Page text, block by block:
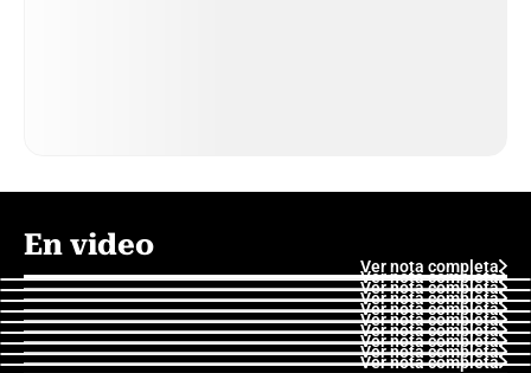
En video
Ver nota completa
Ver nota completa
Ver nota completa
Ver nota completa
Ver nota completa
Ver nota completa
Ver nota completa
Ver nota completa
Ver nota completa
Ver nota completa